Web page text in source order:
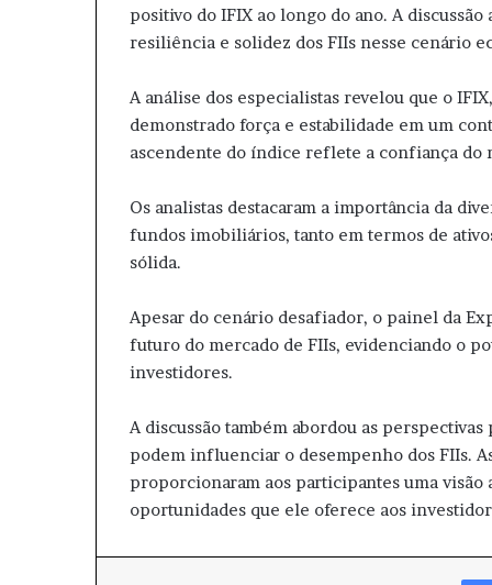
positivo do IFIX ao longo do ano. A
resiliência e solidez dos FIIs nesse cenário
A análise dos especialistas revelou que o
demonstrado força e estabilidade em um
ascendente do índice reflete a confiança do
Os analistas destacaram a importância da
fundos imobiliários, tanto em termos de
sólida.
Apesar do cenário desafiador, o painel da
futuro do mercado de FIIs, evidenciando o
investidores.
A discussão também abordou as
podem influenciar o desempenho dos FIIs.
proporcionaram aos participantes uma visão
oportunidades que ele oferece aos